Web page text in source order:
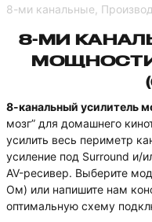
8-ми канальные,
8-МИ
МОЩНОСТИ
8-канальный усилитель
мозг” для домашнего
усилить весь периметр
усиление под Surround и/
AV-ресивер. Выберите
Ом) или напишите нам
оптимальную схему